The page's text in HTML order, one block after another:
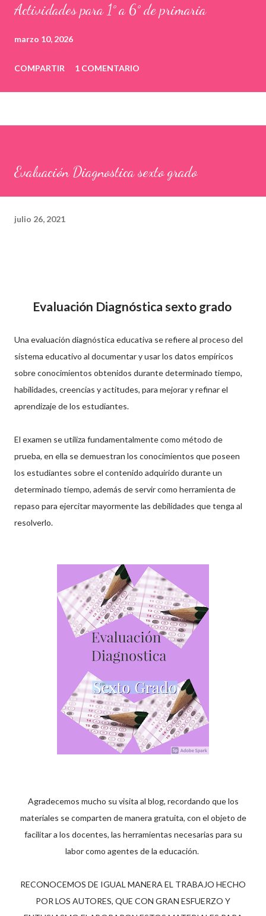
Actividades para 1° a 6° de primaria
marzo 10, 2026
COMPARTIR 1 COMENTARIO
Evaluación Diagnostica sexto grado
julio 26, 2021
Evaluación Diagnóstica sexto grado
Una evaluación diagnóstica educativa se refiere al proceso del
sistema educativo al documentar y usar los datos empíricos
sobre conocimientos obtenidos durante determinado tiempo,
habilidades, creencias y actitudes, para mejorar y refinar el
aprendizaje de los estudiantes.
El examen se utiliza fundamentalmente como método de
prueba, en ella se demuestran los conocimientos que poseen
los estudiantes sobre el contenido adquirido durante un
determinado tiempo, además de servir como herramienta de
repaso para ejercitar mayormente las debilidades que tenga al
resolverlo.
Agradecemos mucho su visita al blog, recordando que los
materiales se comparten de manera gratuita, con el objeto de
facilitar a los docentes, las herramientas necesarias para su
labor como agentes de la educación.
RECONOCEMOS DE IGUAL MANERA EL TRABAJO HECHO
POR LOS AUTORES, QUE CON GRAN ESFUERZO Y